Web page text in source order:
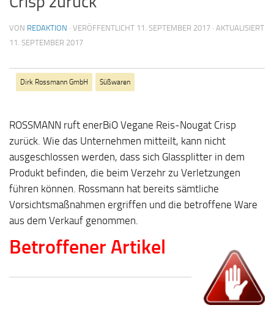
VON REDAKTION · VERÖFFENTLICHT 11. SEPTEMBER 2017 · AKTUALISIERT
11. SEPTEMBER 2017
Dirk Rossmann GmbH Süßwaren
ROSSMANN ruft enerBiO Vegane Reis-Nougat Crisp
zurück. Wie das Unternehmen mitteilt, kann nicht
ausgeschlossen werden, dass sich Glassplitter in dem
Produkt befinden, die beim Verzehr zu Verletzungen
führen können. Rossmann hat bereits sämtliche
Vorsichtsmaßnahmen ergriffen und die betroffene Ware
aus dem Verkauf genommen.
Betroffener Artikel